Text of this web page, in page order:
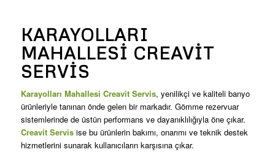
KARAYOLLARI
MAHALLESI CREAVIT
SERVIS
Karayolları Mahallesi Creavit Servis, yenilikçi ve kaliteli banyo
ürünleriyle tanınan önde gelen bir markadır. Gömme rezervuar
sistemlerinde de üstün performans ve dayanıklılığıyla öne çıkar.
Creavit Servisise bu ürünlerin bakımı, onarımı ve teknik destek
hizmetlerini sunarak kullanıcıların karşısına çıkar.